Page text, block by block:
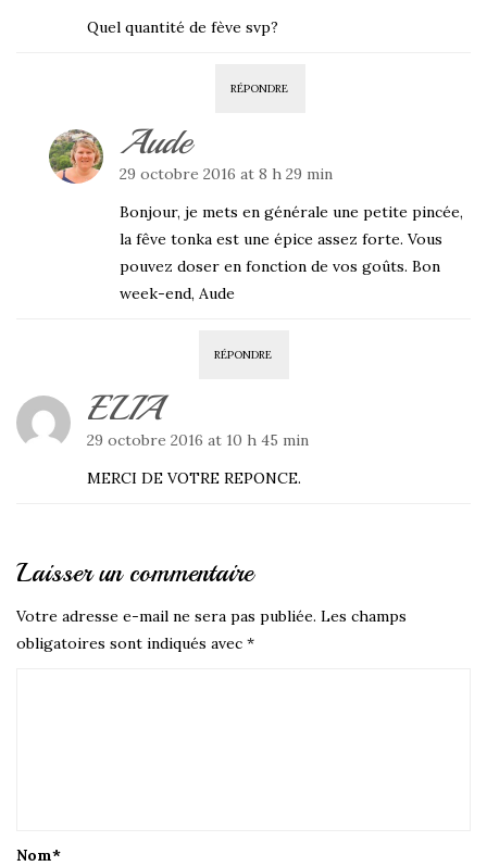
Quel quantité de fève svp?
RÉPONDRE
Aude
29 octobre 2016 at 8 h 29 min
Bonjour, je mets en générale une petite pincée,
la fêve tonka est une épice assez forte. Vous
pouvez doser en fonction de vos goûts. Bon
week-end, Aude
RÉPONDRE
ELIA
29 octobre 2016 at 10 h 45 min
MERCI DE VOTRE REPONCE.
Laisser un commentaire
Votre adresse e-mail ne sera pas publiée. Les champs
obligatoires sont indiqués avec *
Nom*